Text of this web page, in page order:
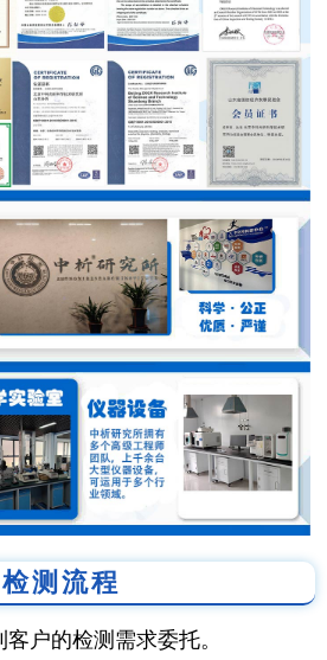
检测流程
户的检测需求委托。